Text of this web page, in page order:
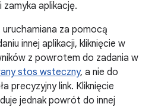
aplikację.
za pomocą
innej aplikacji, kliknięcie w
z powrotem do zadania w
stos wsteczny, a nie do
precyzyjny link. Kliknięcie
jednak powrót do innej